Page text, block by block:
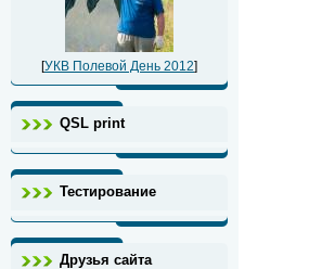
[УКВ Полевой День 2012]
QSL print
Тестирование
Друзья сайта